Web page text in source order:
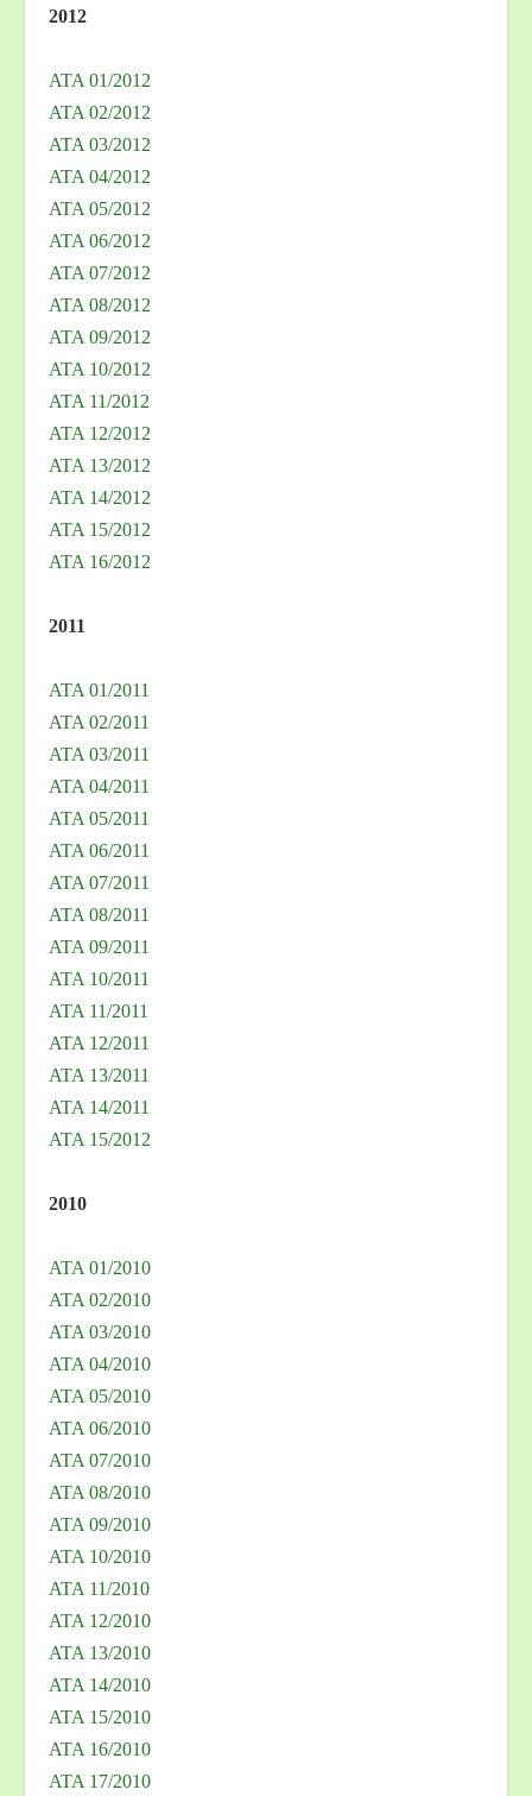
2012
ATA 01/2012
ATA 02/2012
ATA 03/2012
ATA 04/2012
ATA 05/2012
ATA 06/2012
ATA 07/2012
ATA 08/2012
ATA 09/2012
ATA 10/2012
ATA 11/2012
ATA 12/2012
ATA 13/2012
ATA 14/2012
ATA 15/2012
ATA 16/2012
2011
ATA 01/2011
ATA 02/2011
ATA 03/2011
ATA 04/2011
ATA 05/2011
ATA 06/2011
ATA 07/2011
ATA 08/2011
ATA 09/2011
ATA 10/2011
ATA 11/2011
ATA 12/2011
ATA 13/2011
ATA 14/2011
ATA 15/2012
2010
ATA 01/2010
ATA 02/2010
ATA 03/2010
ATA 04/2010
ATA 05/2010
ATA 06/2010
ATA 07/2010
ATA 08/2010
ATA 09/2010
ATA 10/2010
ATA 11/2010
ATA 12/2010
ATA 13/2010
ATA 14/2010
ATA 15/2010
ATA 16/2010
ATA 17/2010